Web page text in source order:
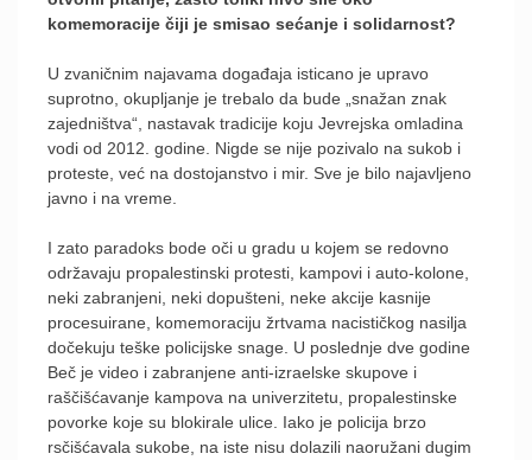
komemoracije čiji je smisao sećanje i solidarnost?
U zvaničnim najavama događaja isticano je upravo
suprotno, okupljanje je trebalo da bude „snažan znak
zajedništva“, nastavak tradicije koju Jevrejska omladina
vodi od 2012. godine. Nigde se nije pozivalo na sukob i
proteste, već na dostojanstvo i mir. Sve je bilo najavljeno
javno i na vreme.
I zato paradoks bode oči u gradu u kojem se redovno
održavaju propalestinski protesti, kampovi i auto-kolone,
neki zabranjeni, neki dopušteni, neke akcije kasnije
procesuirane, komemoraciju žrtvama nacističkog nasilja
dočekuju teške policijske snage. U poslednje dve godine
Beč je video i zabranjene anti-izraelske skupove i
raščišćavanje kampova na univerzitetu, propalestinske
povorke koje su blokirale ulice. Iako je policija brzo
rsčišćavala sukobe, na iste nisu dolazili naoružani dugim